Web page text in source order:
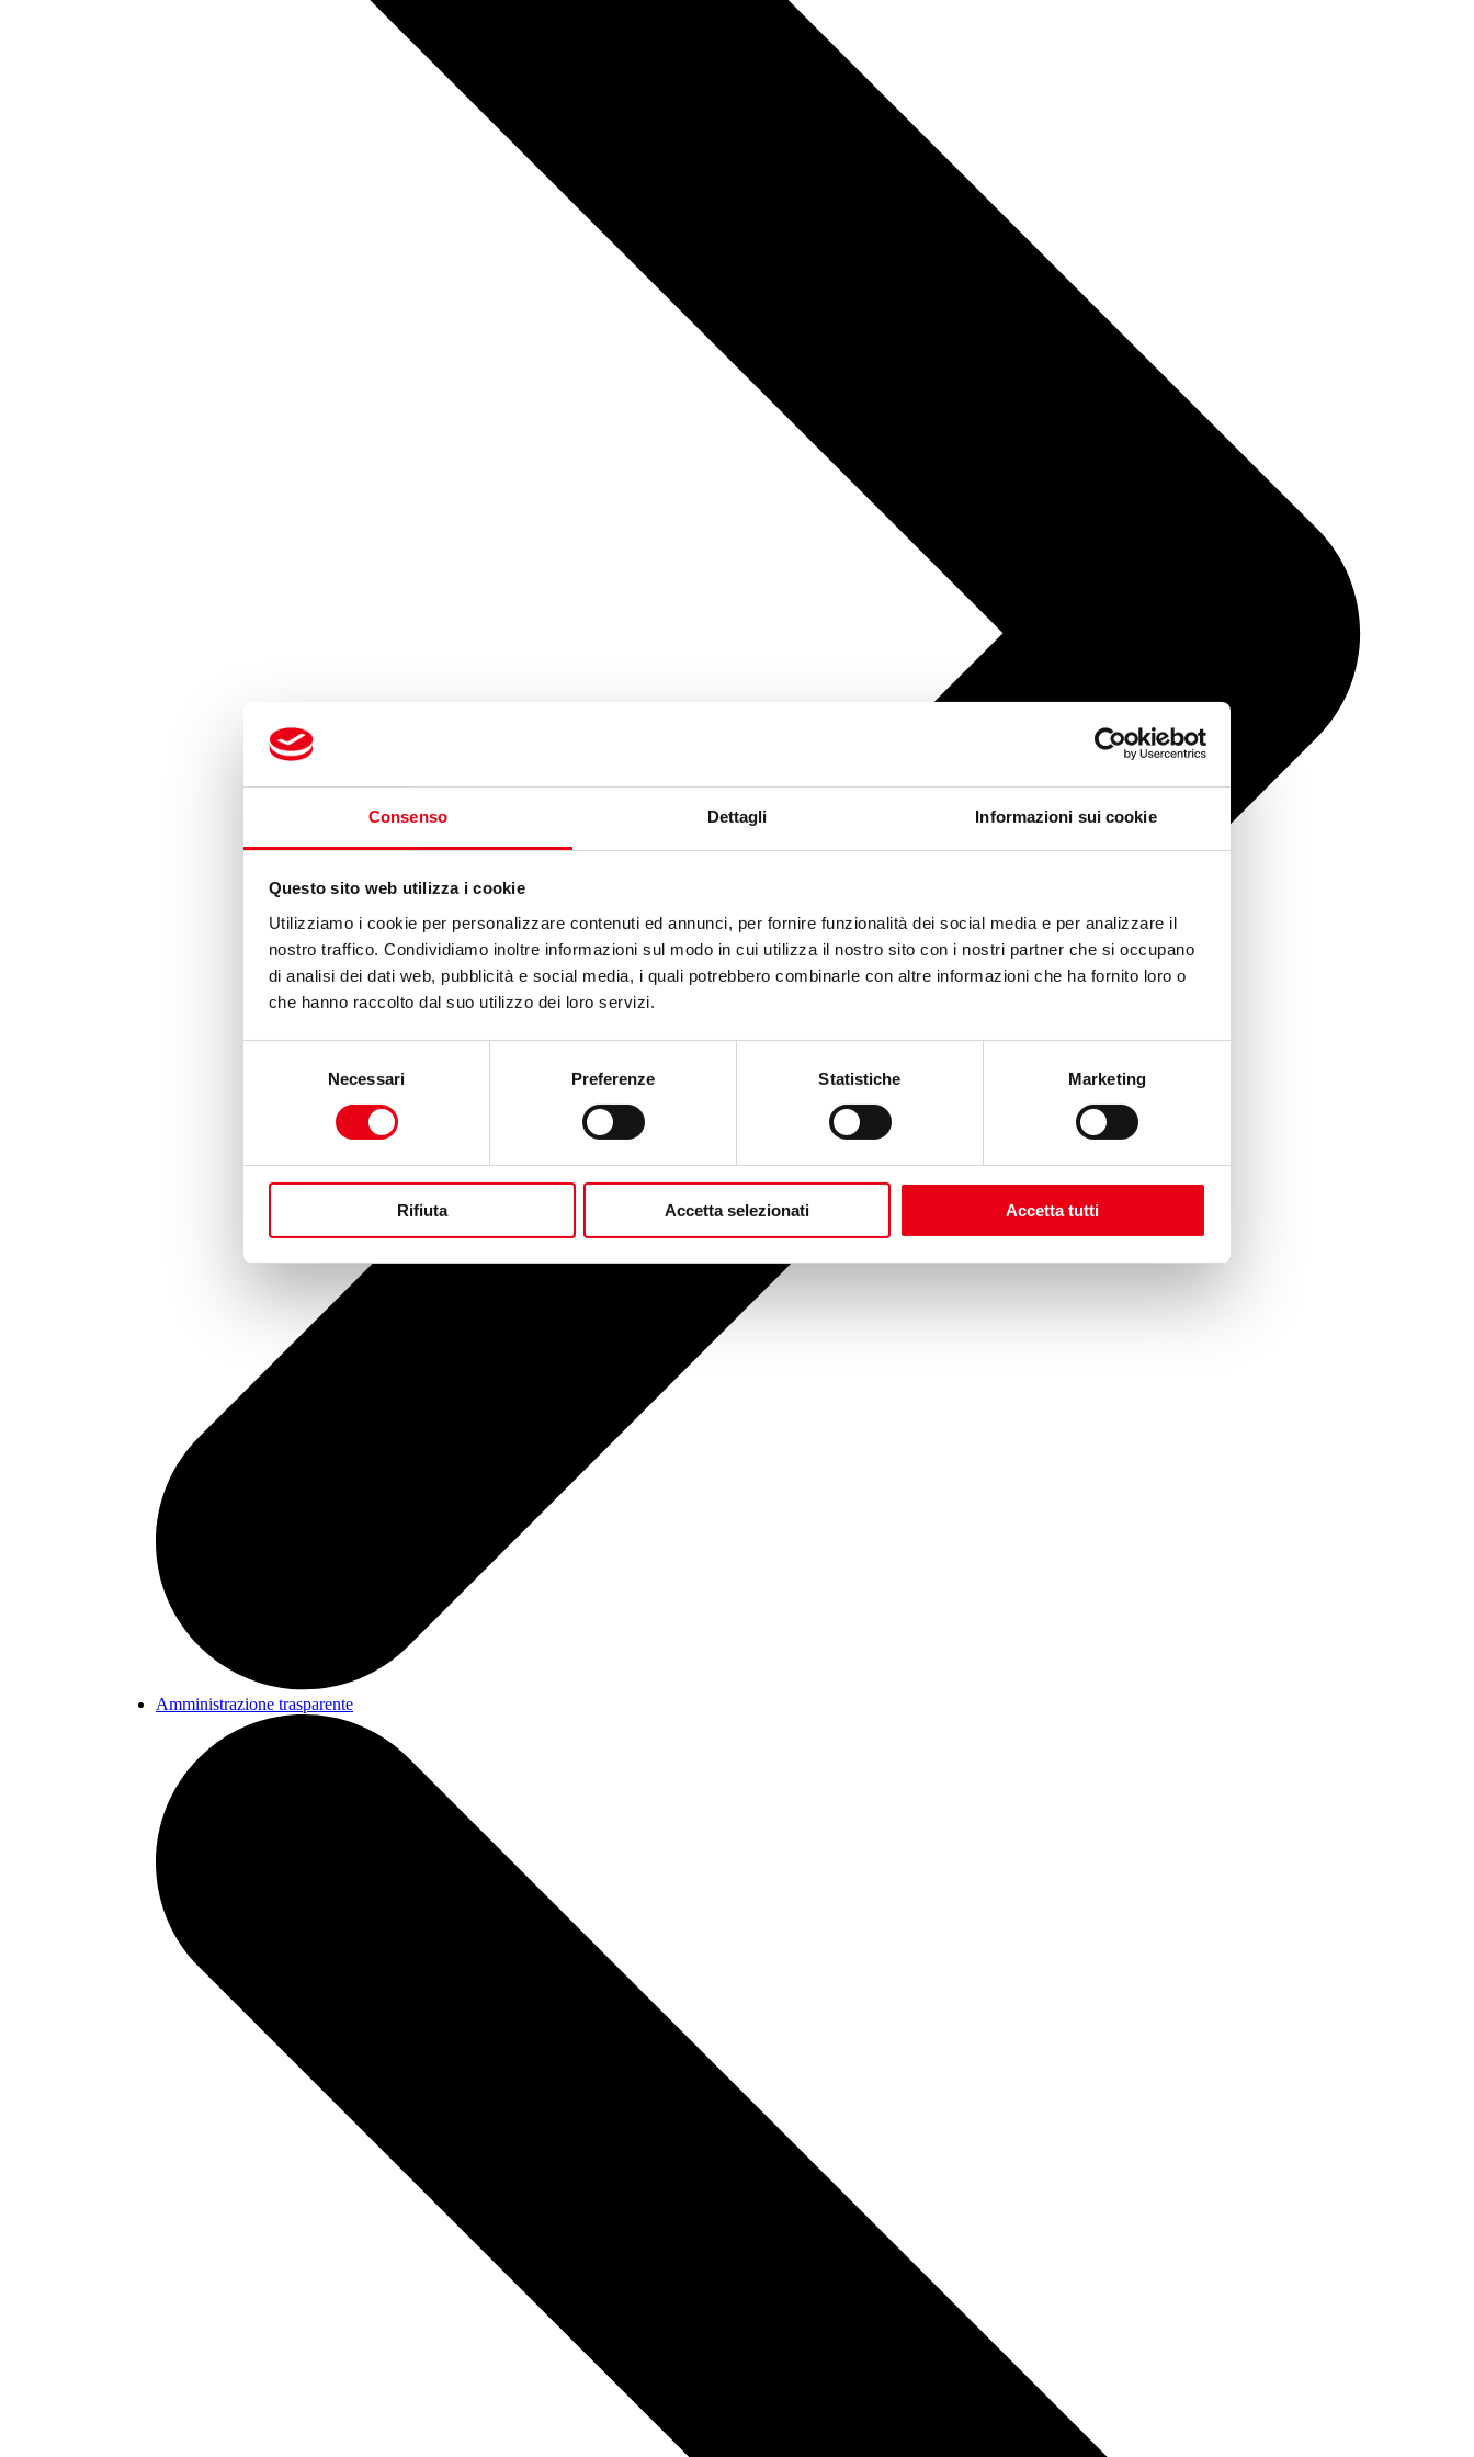
Consenso Dettagli Informazioni sui cookie
Questo sito web utilizza i cookie
Utilizziamo i cookie per personalizzare contenuti ed annunci, per fornire funzionalità dei social media e per analizzare il
nostro traffico. Condividiamo inoltre informazioni sul modo in cui utilizza il nostro sito con i nostri partner che si occupano
di analisi dei dati web, pubblicità e social media, i quali potrebbero combinarle con altre informazioni che ha fornito loro o
che hanno raccolto dal suo utilizzo dei loro servizi.
Necessari Preferenze Statistiche Marketing
Rifiuta Accetta selezionati Accetta tutti
Amministrazione trasparente